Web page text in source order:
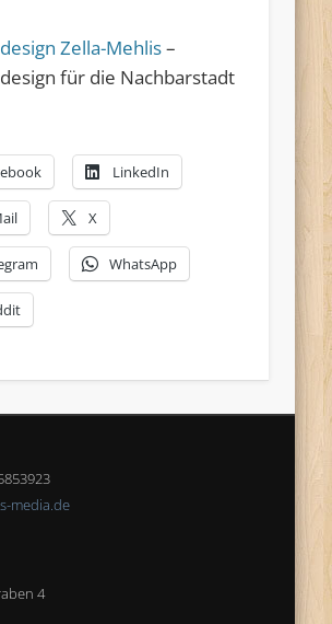
Zella-Mehlis–
für die Nachbarstadt
LinkedIn
X
WhatsApp
media.de
4